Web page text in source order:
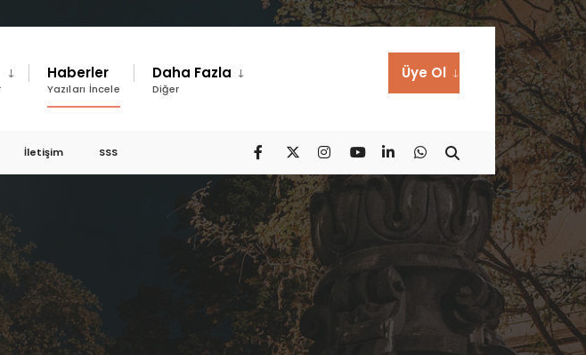
Haberler
Yazıları İncele
Daha Fazla
Diğer
Üye Ol
İletişim SSS